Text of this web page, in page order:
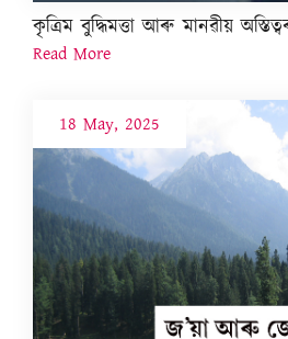
কৃত্ৰিম বুদ্ধিমত্তা আৰু মানৱীয়
Read More
18 May, 2025